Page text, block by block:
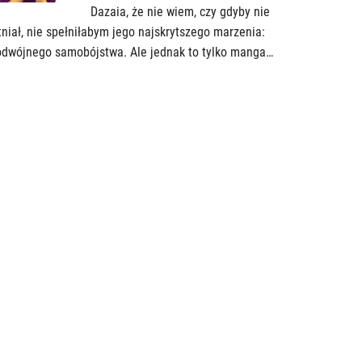
Dazaia, że nie wiem, czy gdyby nie
nie spełniłabym jego najskrytszego marzenia:
samobójstwa. Ale jednak to tylko manga…